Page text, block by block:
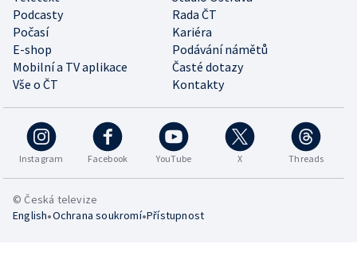
Podcasty
Rada ČT
Počasí
Kariéra
E-shop
Podávání námětů
Mobilní a TV aplikace
Časté dotazy
Vše o ČT
Kontakty
Instagram Facebook YouTube X Threads
© Česká televize
English•Ochrana soukromí•Přístupnost